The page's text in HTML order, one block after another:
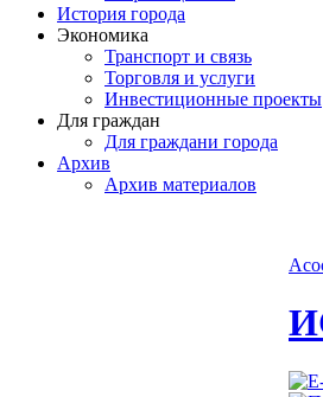
История города
Экономика
Транспорт и связь
Торговля и услуги
Инвестиционные проекты
Для граждан
Для граждани города
Архив
Архив материалов